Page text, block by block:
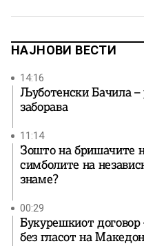
НАЈНОВИ ВЕСТИ
14:16
Љуботенски Бачила –
заборава
11:14
Зошто на бришачите
симболите на
знаме?
00:29
Букурешкиот
без гласот на